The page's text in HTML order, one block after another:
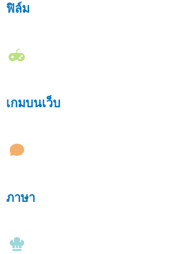
ฟิล์ม
เกมบนเว็บ
ภาษา